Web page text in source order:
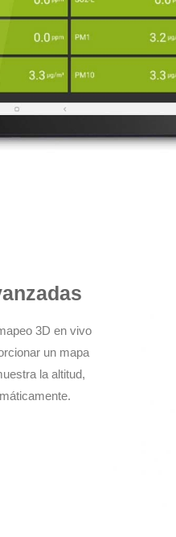
3D en vivo
un mapa
la altitud,